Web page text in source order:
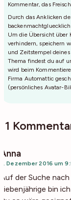
Kommentar, das
Durch das Anklicken
Um die Übersicht über
verhindern, speichern
und Zeitstempel
Thema findest du auf
wird beim
Firma Automattic
(persönliches Avatar-
11
Anna
2. Dezember 2016 um
Auf der Suche
siebenjährige bin